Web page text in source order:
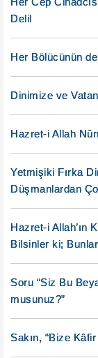
Delil
Her Bölücünün
Dinimize ve
Hazret-i Allah
Yetmişiki Fırka
Düşmanlardan
Hazret-i Allah’ın
Bilsinler ki;
Soru “Siz Bu
musunuz?”
Sakın, “Bize